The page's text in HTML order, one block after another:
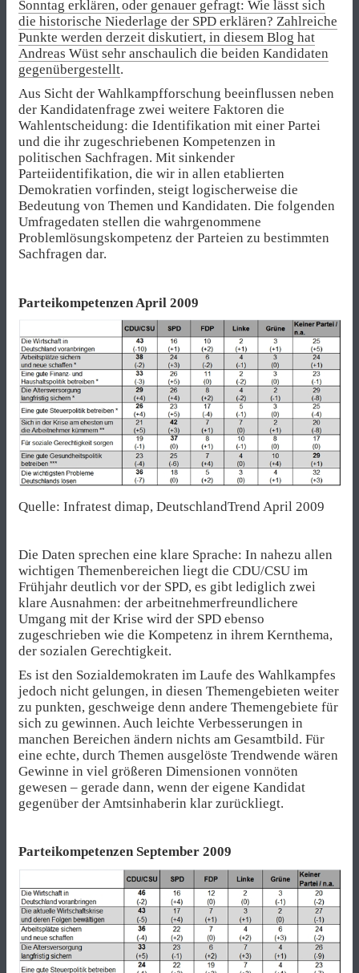
Sonntag erklären, oder genauer gefragt: Wie lässt sich
die historische Niederlage der SPD erklären? Zahlreiche
Punkte werden derzeit diskutiert, in diesem Blog hat
Andreas Wüst sehr anschaulich die beiden Kandidaten
gegenübergestellt.
Aus Sicht der Wahlkampfforschung beeinflussen neben
der Kandidatenfrage zwei weitere Faktoren die
Wahlentscheidung: die Identifikation mit einer Partei
und die ihr zugeschriebenen Kompetenzen in
politischen Sachfragen. Mit sinkender
Parteiidentifikation, die wir in allen etablierten
Demokratien vorfinden, steigt logischerweise die
Bedeutung von Themen und Kandidaten. Die folgenden
Umfragedaten stellen die wahrgenommene
Problemlösungskompetenz der Parteien zu bestimmten
Sachfragen dar.
Parteikompetenzen April 2009
Quelle: Infratest dimap, DeutschlandTrend April 2009
Die Daten sprechen eine klare Sprache: In nahezu allen
wichtigen Themenbereichen liegt die CDU/CSU im
Frühjahr deutlich vor der SPD, es gibt lediglich zwei
klare Ausnahmen: der arbeitnehmerfreundlichere
Umgang mit der Krise wird der SPD ebenso
zugeschrieben wie die Kompetenz in ihrem Kernthema,
der sozialen Gerechtigkeit.
Es ist den Sozialdemokraten im Laufe des Wahlkampfes
jedoch nicht gelungen, in diesen Themengebieten weiter
zu punkten, geschweige denn andere Themengebiete für
sich zu gewinnen. Auch leichte Verbesserungen in
manchen Bereichen ändern nichts am Gesamtbild. Für
eine echte, durch Themen ausgelöste Trendwende wären
Gewinne in viel größeren Dimensionen vonnöten
gewesen – gerade dann, wenn der eigene Kandidat
gegenüber der Amtsinhaberin klar zurückliegt.
Parteikompetenzen September 2009